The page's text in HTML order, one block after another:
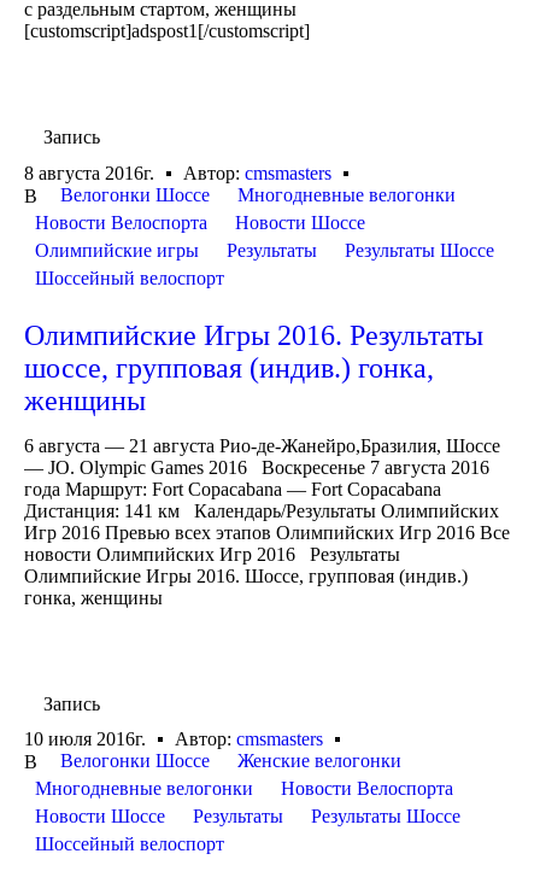
с раздельным стартом, женщины
[customscript]adspost1[/customscript]
Запись
8 августа 2016г.
Автор: cmsmasters
В
Велогонки Шоссе
Многодневные велогонки
Новости Велоспорта
Новости Шоссе
Олимпийские игры
Результаты
Результаты Шоссе
Шоссейный велоспорт
Олимпийские Игры 2016. Результаты
шоссе, групповая (индив.) гонка,
женщины
6 августа — 21 августа Рио-де-Жанейро,Бразилия, Шоссе
— JO. Olympic Games 2016 Воскресенье 7 августа 2016
года Маршрут: Fort Copacabana — Fort Copacabana
Дистанция: 141 км Календарь/Результаты Олимпийских
Игр 2016 Превью всех этапов Олимпийских Игр 2016 Все
новости Олимпийских Игр 2016 Результаты
Олимпийские Игры 2016. Шоссе, групповая (индив.)
гонка, женщины
Запись
10 июля 2016г.
Автор: cmsmasters
В
Велогонки Шоссе
Женские велогонки
Многодневные велогонки
Новости Велоспорта
Новости Шоссе
Результаты
Результаты Шоссе
Шоссейный велоспорт